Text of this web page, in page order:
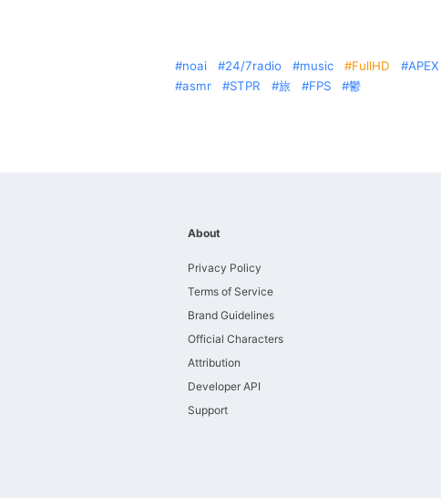
noai 24/7radio music FullHD APEX
asmr
STPR 旅 FPS 鬱
About
Privacy Policy
Terms of Service
Brand Guidelines
Official Characters
Attribution
Developer API
Support